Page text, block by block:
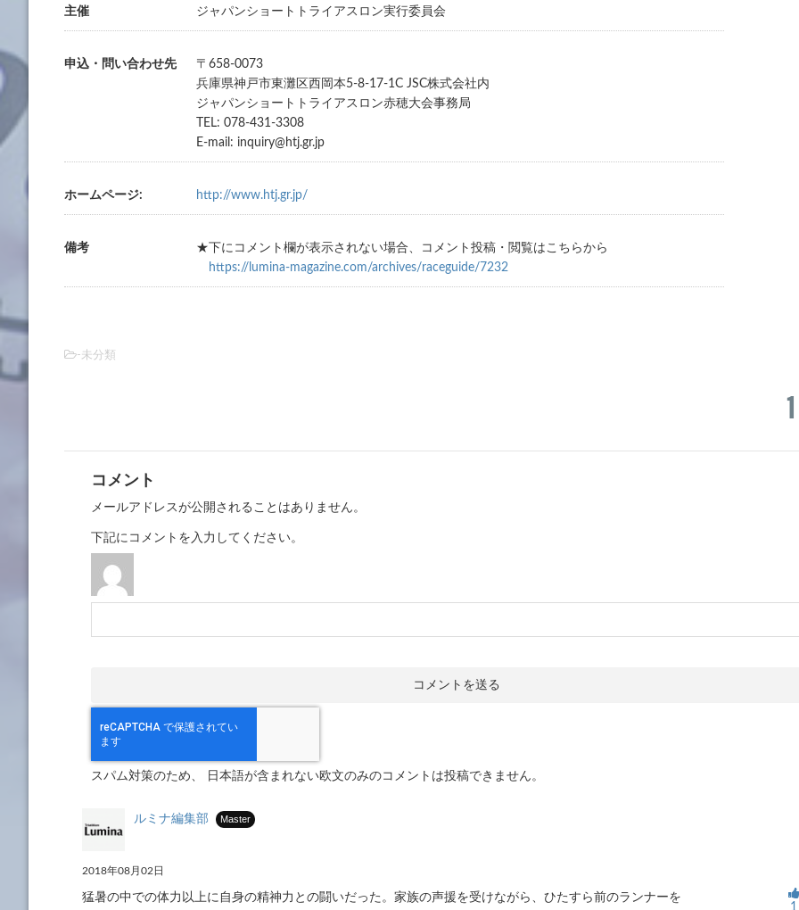
主催 ジャパンショートトライアスロン実行委員会
申込・問い合わせ先
〒658-0073
兵庫県神戸市東灘区西岡本5-8-17-1C JSC株式会社内
ジャパンショートトライアスロン赤穂大会事務局
TEL: 078-431-3308
E-mail: inquiry@htj.gr.jp
ホームページ: http://www.htj.gr.jp/
備考
★下にコメント欄が表示されない場合、コメント投稿・閲覧はこちらから
https://lumina-magazine.com/archives/raceguide/7232
-未分類
1
コメント
メールアドレスが公開されることはありません。
下記にコメントを入力してください。
スパム対策のため、 日本語が含まれない欧文のみのコメントは投稿できません。
ルミナ編集部 Master
2018年08月02日
猛暑の中での体力以上に自身の精神力との闘いだった。家族の声援を受けながら、ひたすら前のランナーを
1